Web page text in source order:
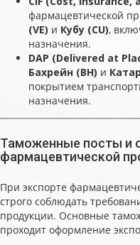
фармацевтической
(VE) и Кубу (CU) ,
назначения.
DAP (Delivered at
Бахрейн (BH) и
покрытием
назначения.
Таможенные посты и
фармацевтической
При экспорте
строго соблюдать
продукции. Основные
проходит оформление